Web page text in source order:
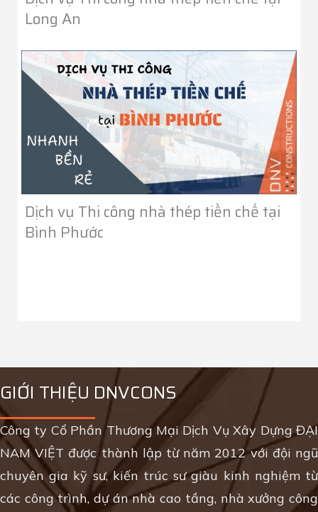
Long An
Dịch vụ Thi công nhà thép tiền chế tại
Bình Phước
GIỚI THIỆU DNVCONS
Công ty Cổ Phần Thương Mại Dịch Vụ Xây Dựng ĐẠI
NAM VIỆT được thành lập từ năm 2012 với đội ngũ
chuyên gia kỹ sư, kiến trúc sư giàu kinh nghiệm từ
các công trình, dự án nhà cao tầng, nhà xưởng công